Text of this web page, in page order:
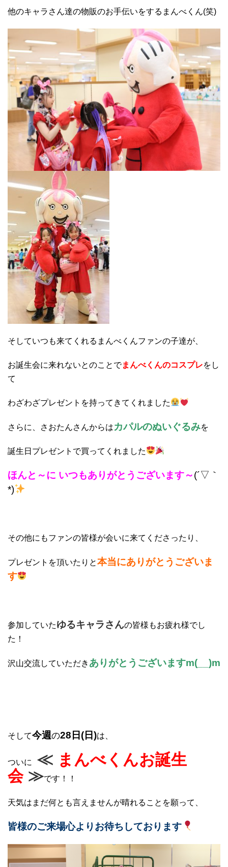
他のキャラさん達の物販のお手伝いをするまんべくん(笑)
そしていつも来てくれるまんべくんファンの子達が、
お誕生会に来れないとのことでまんべくんのコスプレをし
て
わざわざプレゼントを持ってきてくれました
さらに、さおたんさんからはカパルのぬいぐるみを
誕生日プレゼントで買ってくれました
ほんと～に いつもありがとうございます～(´▽｀
*)
その他にもファンの皆様が会いに来てくださったり、
プレゼントを頂いたりと本当にありがとうございま
す
参加していたゆるキャラさんの皆様もお疲れ様でし
た！
沢山交流していただき ありがとうございますm(__)m
そして今週の28日(日)は、
ついに ≪ まんべくんお誕生
会 ≫です！！
天気はまだ何とも言えませんが晴れることを願って、
皆様のご来場心よりお待ちしております